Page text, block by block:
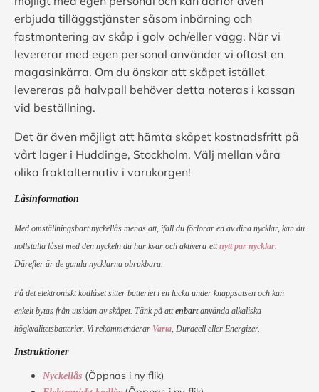
erbjuda tilläggstjänster såsom inbärning och
fastmontering av skåp i golv och/eller vägg. När vi
levererar med egen personal använder vi oftast en
magasinkärra. Om du önskar att skåpet istället
levereras på halvpall behöver detta noteras i kassan
vid beställning.
Det är även möjligt att hämta skåpet kostnadsfritt på
vårt lager i Huddinge, Stockholm. Välj mellan våra
olika fraktalternativ i varukorgen!
Låsinformation
Med omställningsbart nyckellås menas att, ifall du förlorar en av dina nycklar, kan du
nollställa låset med den nyckeln du har kvar och aktivera ettnytt par nycklar
Därefter är de gamla nycklarna obrukbara.
På det elektroniskt kodlåset sitter batteriet i en lucka under knappsatsen och kan
enkelt bytas från utsidan av skåpet. Tänk på attenbartanvända alkaliska
högkvalitetsbatterier. Vi rekommenderar Varta , Duracell eller Energizer.
Instruktioner
Nyckellås (Öppnas i ny flik)